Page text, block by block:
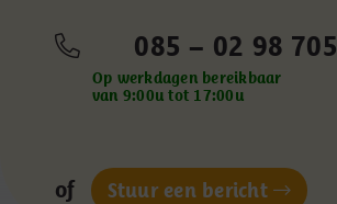
085 – 02 98 705
Op werkdagen bereikbaar
van 9:00u tot 17:00u
of Stuur een bericht